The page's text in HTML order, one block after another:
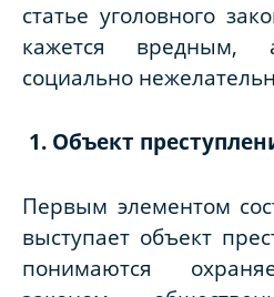
статье уголовного
кажется вредным,
социально
1. Объект
Первым элементом
выступает объект
понимаются